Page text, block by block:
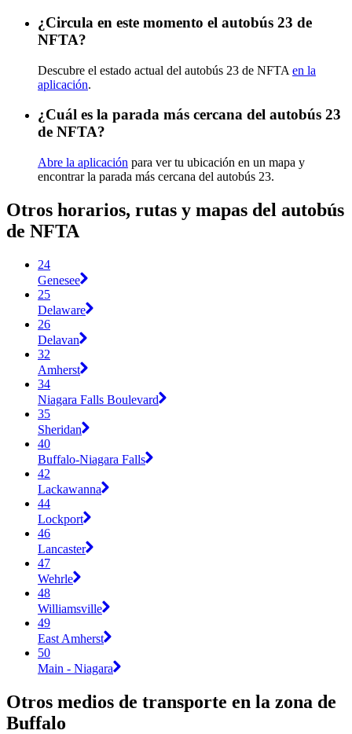
¿Circula en este momento el autobús 23 de
NFTA?
Descubre el estado actual del autobús 23 de NFTA en la
aplicación.
¿Cuál es la parada más cercana del autobús 23
de NFTA?
Abre la aplicación para ver tu ubicación en un mapa y
encontrar la parada más cercana del autobús 23.
Otros horarios, rutas y mapas del autobús
de NFTA
24
Genesee
25
Delaware
26
Delavan
32
Amherst
34
Niagara Falls Boulevard
35
Sheridan
40
Buffalo-Niagara Falls
42
Lackawanna
44
Lockport
46
Lancaster
47
Wehrle
48
Williamsville
49
East Amherst
50
Main - Niagara
Otros medios de transporte en la zona de
Buffalo